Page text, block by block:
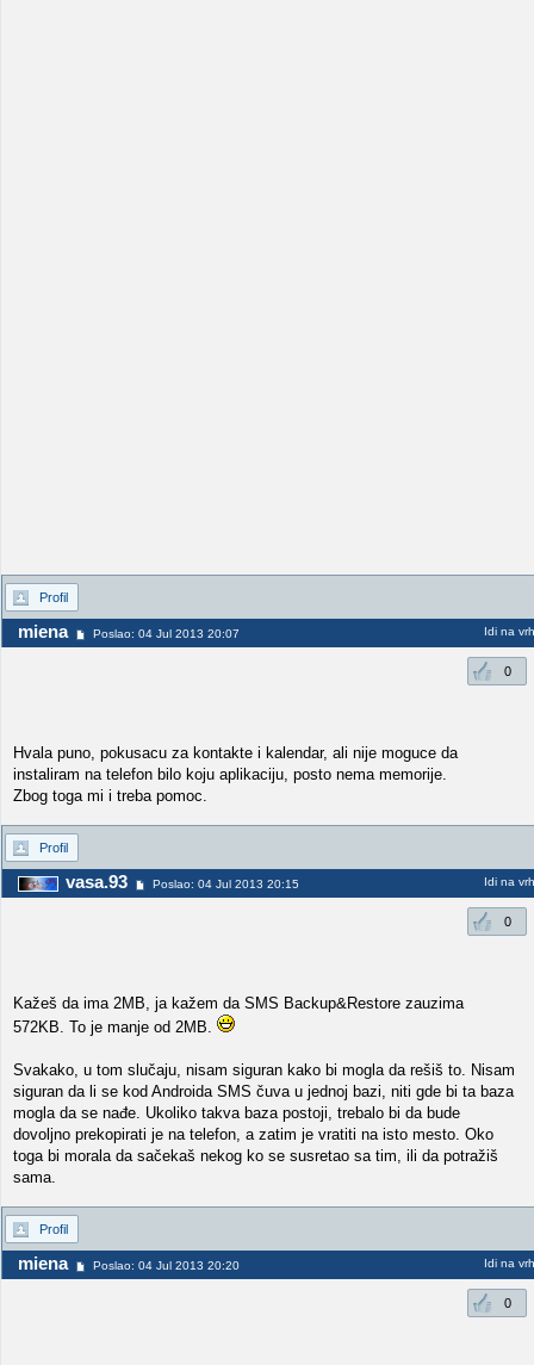
Profil
miena Poslao: 04 Jul 2013 20:07 Idi na vrh
0
Hvala puno, pokusacu za kontakte i kalendar, ali nije moguce da
instaliram na telefon bilo koju aplikaciju, posto nema memorije.
Zbog toga mi i treba pomoc.
Profil
vasa.93 Poslao: 04 Jul 2013 20:15 Idi na vrh
0
Kažeš da ima 2MB, ja kažem da SMS Backup&Restore zauzima
572KB. To je manje od 2MB.
Svakako, u tom slučaju, nisam siguran kako bi mogla da rešiš to. Nisam
siguran da li se kod Androida SMS čuva u jednoj bazi, niti gde bi ta baza
mogla da se nađe. Ukoliko takva baza postoji, trebalo bi da bude
dovoljno prekopirati je na telefon, a zatim je vratiti na isto mesto. Oko
toga bi morala da sačekaš nekog ko se susretao sa tim, ili da potražiš
sama.
Profil
miena Poslao: 04 Jul 2013 20:20 Idi na vrh
0